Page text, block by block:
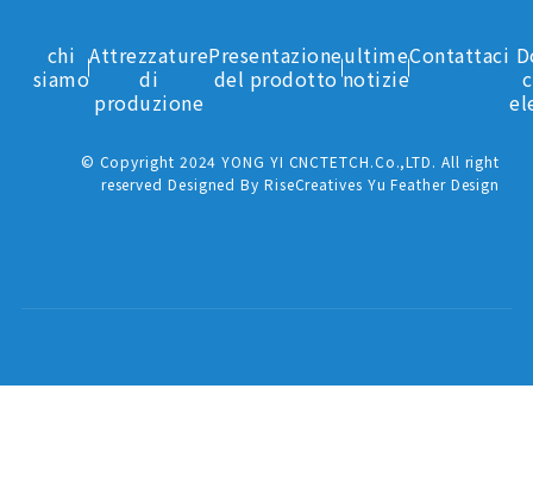
chi
siamo
Attrezzature
di
produzione
Presentazione
del prodotto
ultime
notizie
Contattaci
© Copyright 2024 YONG YI CNCTETCH.Co.,LTD. All right
reserved Designed By RiseCreatives Yu Feather Design